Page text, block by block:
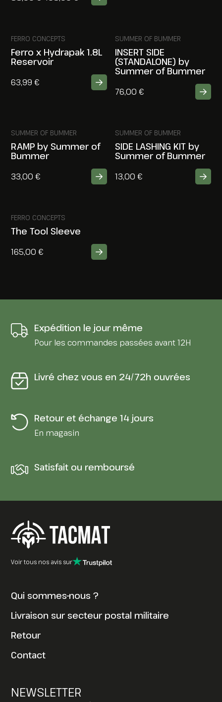
FERRO CONCEPTS
Ferro x Hydrapak 1.8L
Reservoir
63,99€
SUMMER OF BUMMER
INSERT SIDE
(STANDALONE) by
Summer of Bummer
76,00 €
SUMMER OF BUMMER
RAMP by Summer of
Bummer
33,00€
SUMMER OF BUMMER
SIDE LASHING KIT by
Summer of Bummer
13,00 €
FERRO CONCEPTS
The Tool Sleeve
165,00€
Expédition le jour même
Pour les commandes passées avant 12H
Livré chez vous en 24/72h ouvrées
Retour et échange 14 jours
En magasin
Satisfait ou remboursé
Voir tous nos avis sur
Qui sommes-nous ?
Livraison sur secteur postal militaire
Retour
Contact
NEWSLETTER